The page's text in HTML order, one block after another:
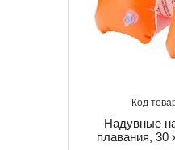
Надувные
плавания, 30